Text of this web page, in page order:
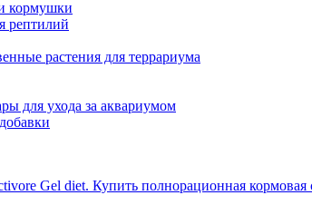
кормушки
рептилий
растения для террариума
для ухода за аквариумом